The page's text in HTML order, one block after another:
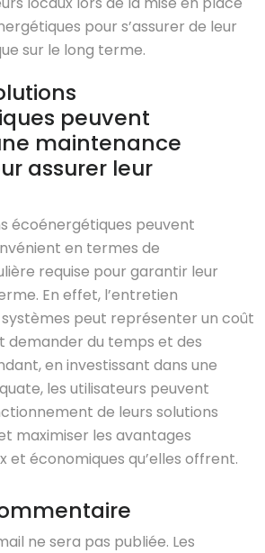
pour s’assurer de leur
sur le long terme.
peuvent
maintenance
assurer leur
écoénergétiques peuvent
en termes de
requise pour garantir leur
En effet, l’entretien
peut représenter un coût
demander du temps et des
en investissant dans une
les utilisateurs peuvent
de leurs solutions
maximiser les avantages
et économiques qu’elles offrent.
ne sera pas publiée. Les